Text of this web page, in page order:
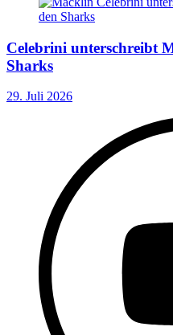
Celebrini unterschreibt
Sharks
29. Juli 2026